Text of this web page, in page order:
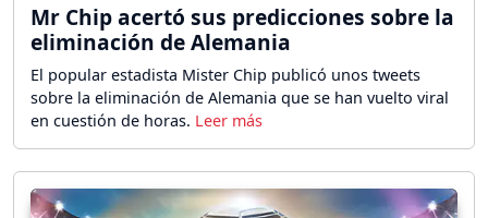
Mr Chip acertó sus predicciones sobre la
eliminación de Alemania
El popular estadista Mister Chip publicó unos tweets
sobre la eliminación de Alemania que se han vuelto viral
en cuestión de horas.